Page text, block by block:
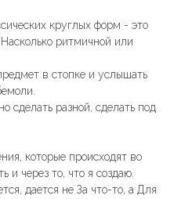
круглых форм - это
ритмичной или
в стопке и услышать
сделать разной, сделать под
которые происходят во
и через то, что я создаю.
дается не За что-то, а Для